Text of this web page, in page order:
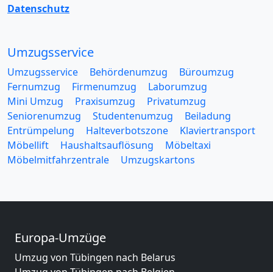
Datenschutz
Umzugsservice
Umzugsservice Behördenumzug
Büroumzug
Fernumzug
Firmenumzug
Laborumzug
Mini Umzug
Praxisumzug
Privatumzug
Seniorenumzug
Studentenumzug
Beiladung
Entrümpelung
Halteverbotszone
Klaviertransport
Möbellift
Haushaltsauflösung
Möbeltaxi
Möbelmitfahrzentrale
Umzugskartons
Europa-Umzüge
Umzug von Tübingen nach Belarus